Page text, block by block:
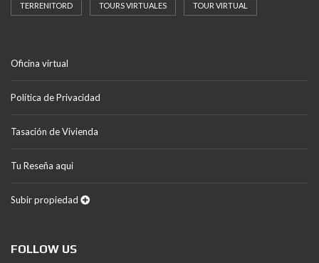
TERRENITORD TOURS VIRTUALES TOUR VIRTUAL
Oficina virtual
Política de Privacidad
Tasación de Vivienda
Tu Reseña aqui
Subir propiedad
FOLLOW US